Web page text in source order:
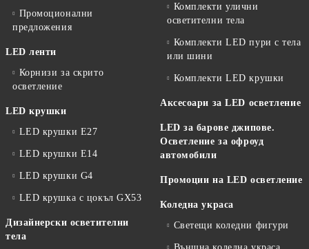
Промоционални
предложения
LED ленти
Корнизи за скрито
осветление
LED крушки
LED крушки E27
LED крушки E14
LED крушки G4
LED крушка с цокъл GX53
Дизайнерски осветителни
тела
Комплекти улични
осветителни тела
Комплекти LED пури с тела
или шини
Комплекти LED крушки
Аксесоари за LED осветление
LED за барове джипове.
Осветление за офроуд
автомобили
Промоции на LED осветление
Коледна украса
Светещи коледни фигури